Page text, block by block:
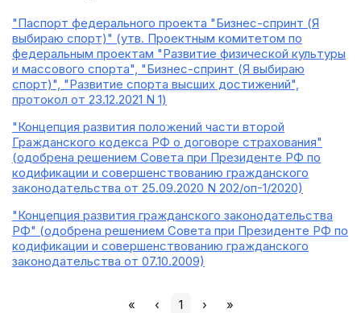
"Паспорт федерального проекта "Бизнес-спринт (Я
выбираю спорт)" (утв. Проектным комитетом по
федеральным проектам "Развитие физической культуры
и массового спорта", "Бизнес-спринт (Я выбираю
спорт)", "Развитие спорта высших достижений",
протокол от 23.12.2021 N 1)
"Концепция развития положений части второй
Гражданского кодекса РФ о договоре страхования"
(одобрена решением Совета при Президенте РФ по
кодификации и совершенствованию гражданского
законодательства от 25.09.2020 N 202/оп-1/2020)
"Концепция развития гражданского законодательства
РФ" (одобрена решением Совета при Президенте РФ по
кодификации и совершенствованию гражданского
законодательства от 07.10.2009)
« ‹ 1 › »